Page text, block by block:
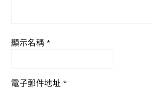
顯示名稱 *
電子郵件地址 *